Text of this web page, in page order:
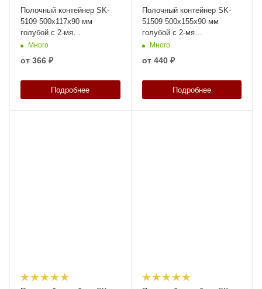
Полочный контейнер SK-
5109 500х117х90 мм
голубой с 2-мя
поперечными
перегородками
Много
от 366 ₽
Подробнее
Полочный контейнер SK-
51509 500х155х90 мм
голубой с 2-мя
поперечными
перегородками
Много
от 440 ₽
Подробнее